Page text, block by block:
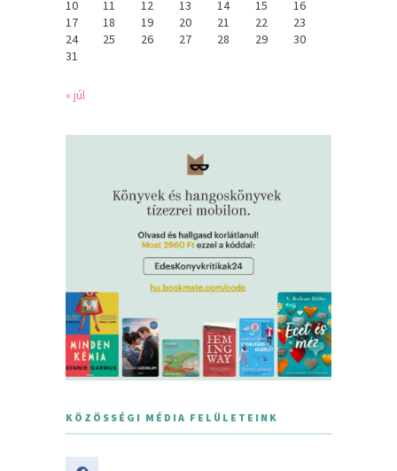
10
11 12 13 14 15
16
17
18 19 20 21 22
23
24
25 26 27 28 29
30
31
« júl
KÖZÖSSÉGI MÉDIA FELÜLETEINK